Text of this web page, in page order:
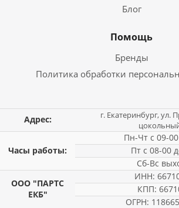
Блог
Помощь
Бренды
Политика обработки
Адрес:
г. Екатеринбург, ул.
Часы работы:
Пн-Чт с 09-
Пт с 08-00
Сб-Вс
ООО "ПАРТС
ЕКБ"
ИНН:
КПП:
ОГРН: